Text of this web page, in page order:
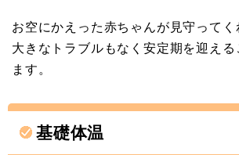
お空にかえった赤ちゃんが見守ってく
大きなトラブルもなく安定期を迎え
ます。
基礎体温